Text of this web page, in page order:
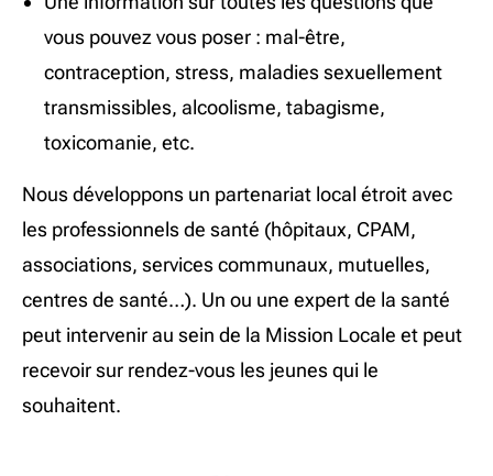
vous pouvez vous poser : mal-être,
contraception, stress, maladies sexuellement
transmissibles, alcoolisme, tabagisme,
toxicomanie, etc.
Nous développons un partenariat local étroit avec
les professionnels de santé (hôpitaux, CPAM,
associations, services communaux, mutuelles,
centres de santé…). Un ou une expert de la santé
peut intervenir au sein de la Mission Locale et peut
recevoir sur rendez-vous les jeunes qui le
souhaitent.